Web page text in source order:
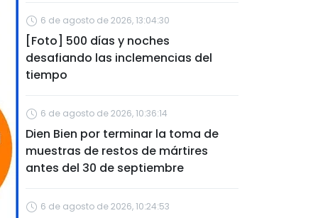
6 de agosto de 2026, 13:04:30
[Foto] 500 días y noches
desafiando las inclemencias del
tiempo
6 de agosto de 2026, 10:36:14
Dien Bien por terminar la toma de
muestras de restos de mártires
antes del 30 de septiembre
6 de agosto de 2026, 10:24:53